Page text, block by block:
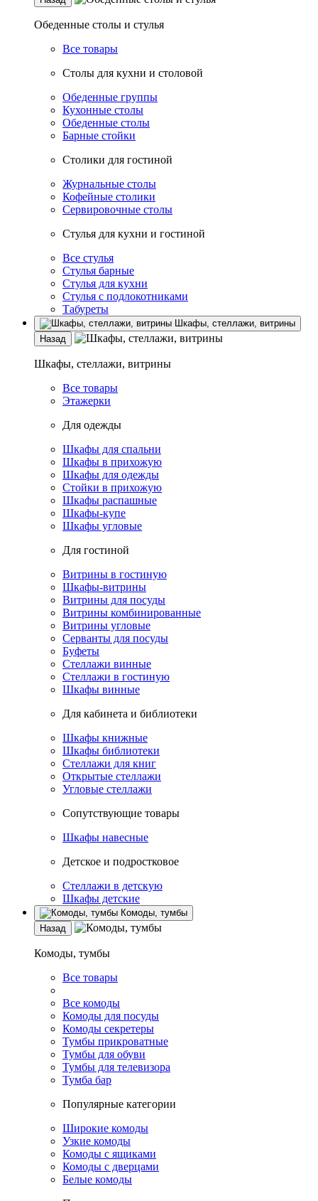
Обеденные столы и стулья
Все товары
Столы для кухни и столовой
Обеденные группы
Кухонные столы
Обеденные столы
Барные стойки
Столики для гостиной
Журнальные столы
Кофейные столики
Сервировочные столы
Стулья для кухни и гостиной
Все стулья
Стулья барные
Стулья для кухни
Стулья с подлокотниками
Табуреты
Шкафы, стеллажи, витрины
Назад
Шкафы, стеллажи, витрины
Все товары
Этажерки
Для одежды
Шкафы для спальни
Шкафы в прихожую
Шкафы для одежды
Стойки в прихожую
Шкафы распашные
Шкафы-купе
Шкафы угловые
Для гостиной
Витрины в гостиную
Шкафы-витрины
Витрины для посуды
Витрины комбинированные
Витрины угловые
Серванты для посуды
Буфеты
Стеллажи винные
Стеллажи в гостиную
Шкафы винные
Для кабинета и библиотеки
Шкафы книжные
Шкафы библиотеки
Стеллажи для книг
Открытые стеллажи
Угловые стеллажи
Сопутствующие товары
Шкафы навесные
Детское и подростковое
Стеллажи в детскую
Шкафы детские
Комоды, тумбы
Назад
Комоды, тумбы
Все товары
Все комоды
Комоды для посуды
Комоды секретеры
Тумбы прикроватные
Тумбы для обуви
Тумбы для телевизора
Тумба бар
Популярные категории
Широкие комоды
Узкие комоды
Комоды с ящиками
Комоды с дверцами
Белые комоды